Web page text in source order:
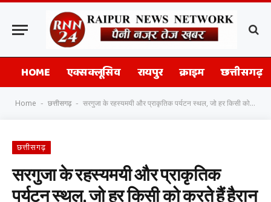
HOME एक्सक्लूसिव रायपुर क्राइम छत्तीसगढ़
Home - छत्तीसगढ़ - सरगुजा के रहस्यमयी और प्राकृतिक पर्यटन स्थल, जो हर किसी को करते हैं हैरान
छत्तीसगढ़
सरगुजा के रहस्यमयी और प्राकृतिक
पर्यटन स्थल, जो हर किसी को करते हैं हैरान